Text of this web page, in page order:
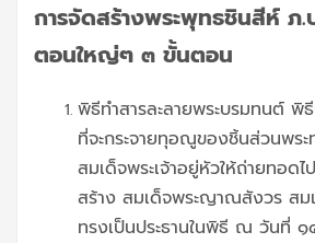
การจัดสร้างพระพุทธชินสีห์ ภ.
ตอนใหญ่ๆ ๓ ขั้นตอน
พิธีทำสารละลายพระบรมทนต์ พิ
ที่จะกระจายทุอณูของชิ้นส่วนพร
สมเด็จพระเจ้าอยู่หัวให้ถ่ายทอด
สร้าง สมเด็จพระญาณสังวร สม
ทรงเป็นประธานในพิธี ณ วันที่